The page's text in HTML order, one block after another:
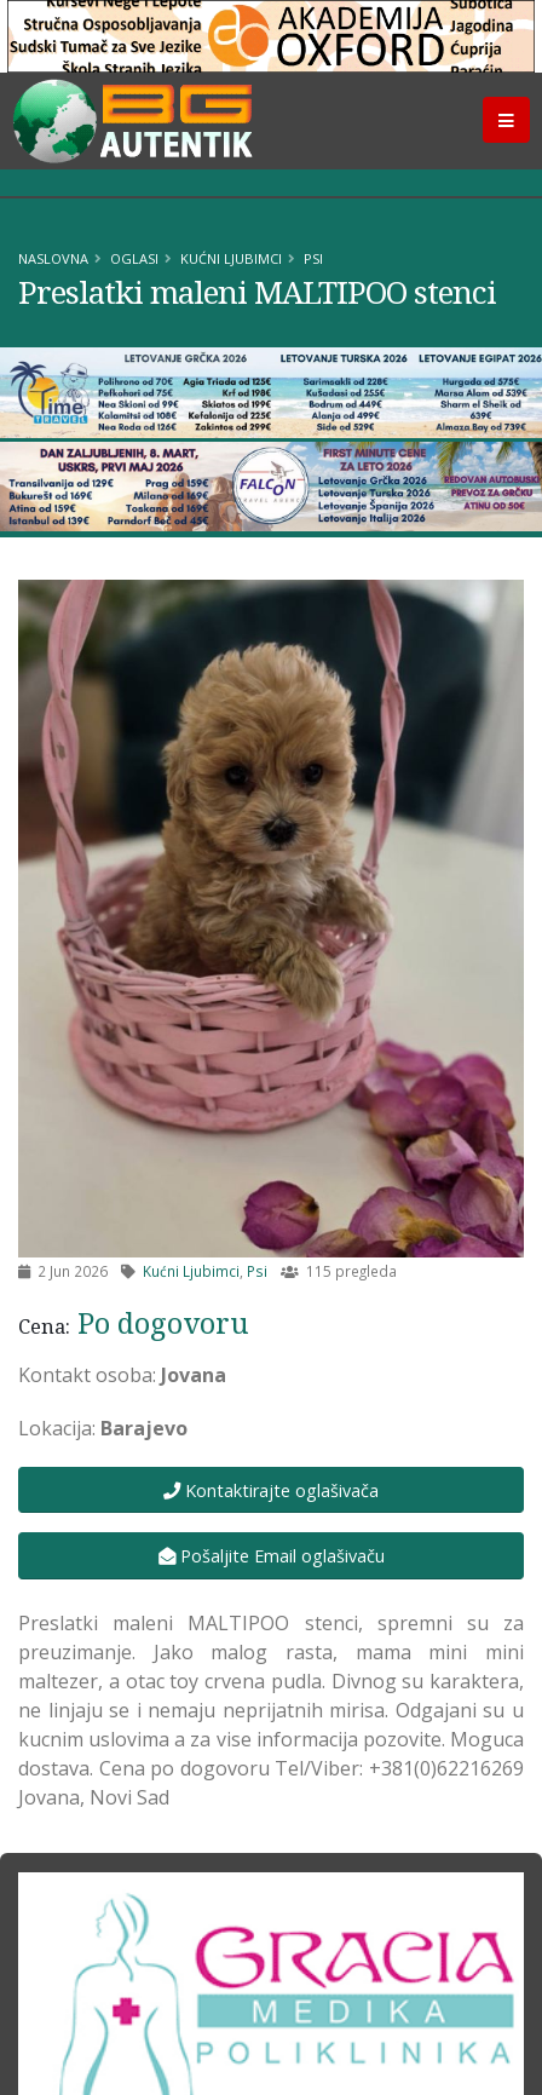
NASLOVNA OGLASI KUĆNI LJUBIMCI PSI
Preslatki maleni MALTIPOO stenci
2 Jun 2026 Kućni Ljubimci, Psi 115 pregleda
Cena: Po dogovoru
Kontakt osoba: Jovana
Lokacija: Barajevo
Kontaktirajte oglašivača
Pošaljite Email oglašivaču
Preslatki maleni MALTIPOO stenci, spremni su za
preuzimanje. Jako malog rasta, mama mini mini
maltezer, a otac toy crvena pudla. Divnog su karaktera,
ne linjaju se i nemaju neprijatnih mirisa. Odgajani su u
kucnim uslovima a za vise informacija pozovite. Moguca
dostava. Cena po dogovoru Tel/Viber: +381(0)62216269
Jovana, Novi Sad